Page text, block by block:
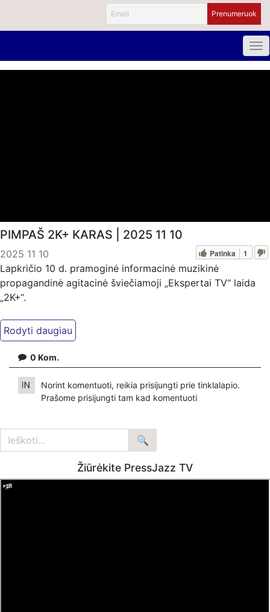
PIMPAŠ 2K+ KARAS | 2025 11 10
2025 11 10 Patinka 1
Lapkričio 10 d. pramoginė informacinė muzikinė
propagandinė agitacinė šviečiamoji „Ekspertai TV“ laida
„2K+“.
Kiti mūsų kanalai:
Ekspertai.eu Telegram'e – https://t.me/ekspertaiTelegram
https://www.ekspertai.eu
Mūsų veikla galima tik dėka skaitytojų ir žiūrovų, mus
VšĮ „Ekspertai.eu“ per PayPal paspaudę šią nuorodą –
https://www.paypal.com/paypalme/Ekspertaieu?
0 Kom.
Norint komentuoti, reikia prisijungti prie tinklalapio.
Prašome prisijungti tam kad komentuoti
Žiūrėkite PressJazz TV